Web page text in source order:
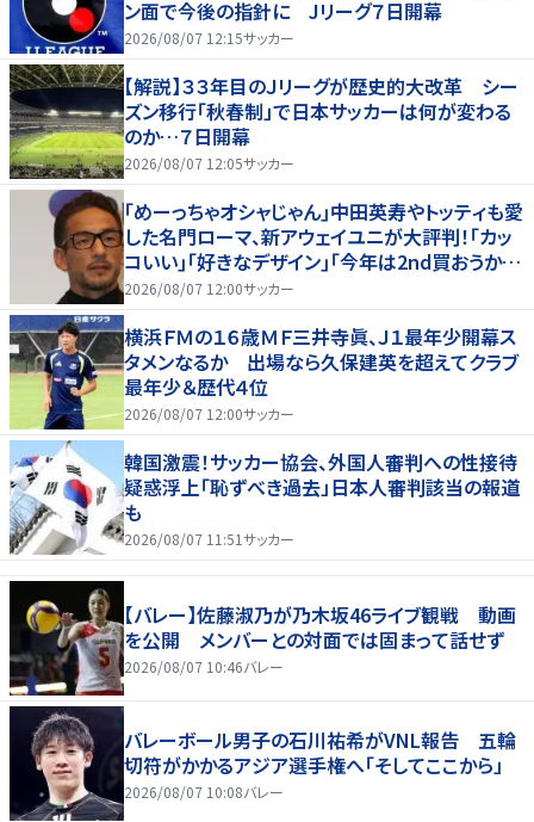
ン面で今後の指針に Jリーグ７日開幕
2026/08/07 12:15サッカー
【解説】３３年目のＪリーグが歴史的大改革 シー
ズン移行「秋春制」で日本サッカーは何が変わる
のか…７日開幕
2026/08/07 12:05サッカー
｢めーっちゃオシャじゃん｣中田英寿やトッティも愛
した名門ローマ、新アウェイユニが大評判！｢カッ
コいい｣｢好きなデザイン｣｢今年は2nd買おうか
な｣
2026/08/07 12:00サッカー
横浜ＦＭの１６歳ＭＦ三井寺眞、Ｊ１最年少開幕ス
タメンなるか 出場なら久保建英を超えてクラブ
最年少＆歴代４位
2026/08/07 12:00サッカー
韓国激震！サッカー協会、外国人審判への性接待
疑惑浮上「恥ずべき過去」日本人審判該当の報道
も
2026/08/07 11:51サッカー
【バレー】佐藤淑乃が乃木坂46ライブ観戦 動画
を公開 メンバーとの対面では固まって話せず
2026/08/07 10:46バレー
バレーボール男子の石川祐希がVNL報告 五輪
切符がかかるアジア選手権へ「そしてここから」
2026/08/07 10:08バレー